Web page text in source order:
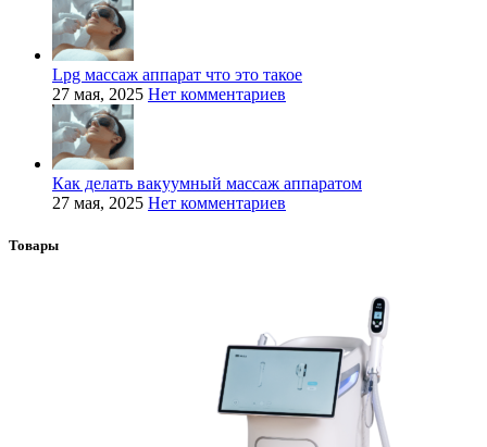
Lpg массаж аппарат что это такое
27 мая, 2025 Нет комментариев
Как делать вакуумный массаж аппаратом
27 мая, 2025 Нет комментариев
Товары